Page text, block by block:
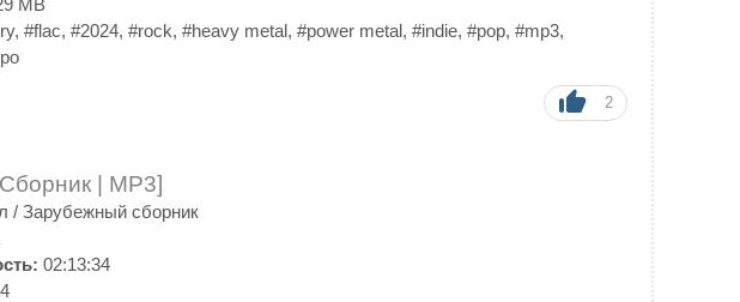
MB
, #flac, #2024, #rock, #heavy metal, #power metal, #indie, #pop, #mp3,
2
| MP3]
/ Зарубежный сборник
02:13:34